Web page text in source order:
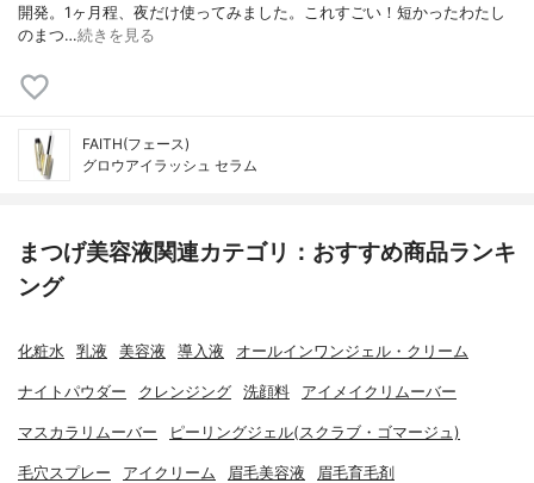
開発。1ヶ月程、夜だけ使ってみました。ㅤㅤㅤㅤㅤㅤㅤㅤㅤㅤㅤㅤㅤこれすごい！短かったわたし
のまつ…続きを見る
FAITH(フェース)
グロウアイラッシュ セラム
まつげ美容液関連カテゴリ：おすすめ商品ランキ
ング
化粧水 乳液 美容液 導入液 オールインワンジェル・クリーム
ナイトパウダー クレンジング 洗顔料 アイメイクリムーバー
マスカラリムーバー ピーリングジェル(スクラブ・ゴマージュ)
毛穴スプレー アイクリーム 眉毛美容液 眉毛育毛剤